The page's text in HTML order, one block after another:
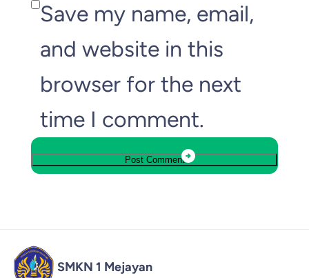
Save my name, email,
and website in this
browser for the next
time I comment.
SMKN 1 Mejayan